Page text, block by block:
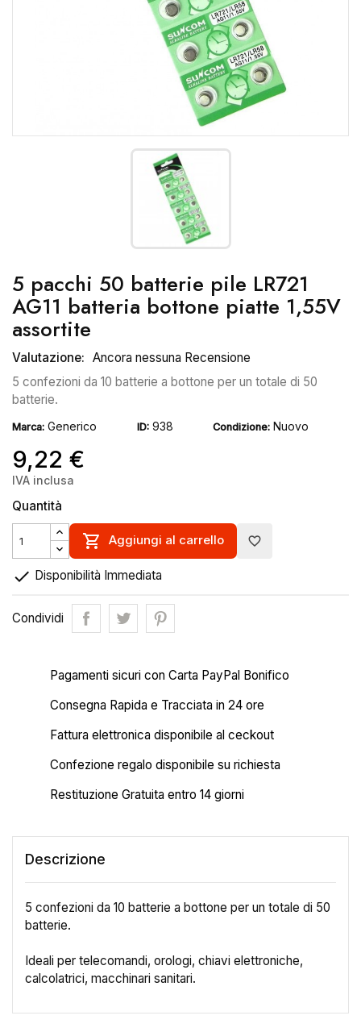
5 pacchi 50 batterie pile LR721
AG11 batteria bottone piatte 1,55V
assortite
Valutazione: Ancora nessuna Recensione
5 confezioni da 10 batterie a bottone per un totale di 50
batterie.
Marca: Generico ID: 938 Condizione: Nuovo
9,22 €
IVA inclusa
Quantità
 Aggiungi al carrello favorite_border
 Disponibilità Immediata
Condividi
Pagamenti sicuri con Carta PayPal Bonifico
Consegna Rapida e Tracciata in 24 ore
Fattura elettronica disponibile al ceckout
Confezione regalo disponibile su richiesta
Restituzione Gratuita entro 14 giorni
Descrizione
5 confezioni da 10 batterie a bottone per un totale di 50
batterie.
Ideali per telecomandi, orologi, chiavi elettroniche,
calcolatrici, macchinari sanitari.
Crea lista dei desideri ×